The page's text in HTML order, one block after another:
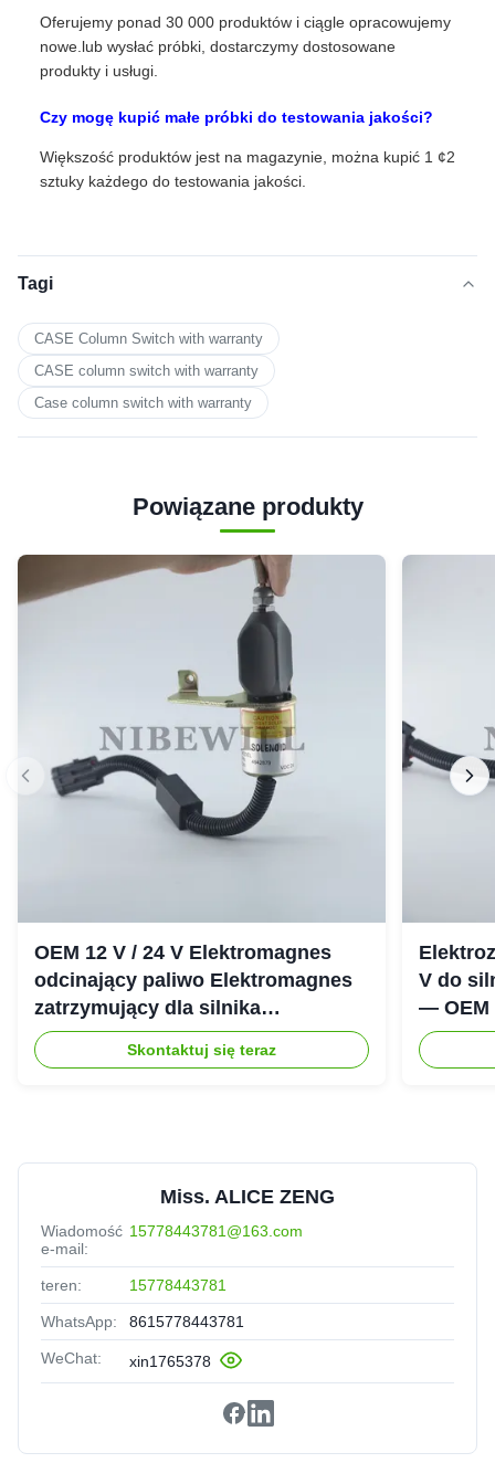
Oferujemy ponad 30 000 produktów i ciągle opracowujemy
nowe.lub wysłać próbki, dostarczymy dostosowane
produkty i usługi.
Czy mogę kupić małe próbki do testowania jakości?
Większość produktów jest na magazynie, można kupić 1 ¢2
sztuky każdego do testowania jakości.
Tagi
CASE Column Switch with warranty
CASE column switch with warranty
Case column switch with warranty
Powiązane produkty
OEM 12 V / 24 V Elektromagnes
odcinający paliwo Elektromagnes
zatrzymujący dla silnika
wysokoprężnego Cummins 6CT
Skontaktuj się teraz
V do
— OEM
Miss. ALICE ZENG
Wiadomość
e-mail:
15778443781@163.com
teren: 15778443781
WhatsApp: 8615778443781
WeChat: xin1765378